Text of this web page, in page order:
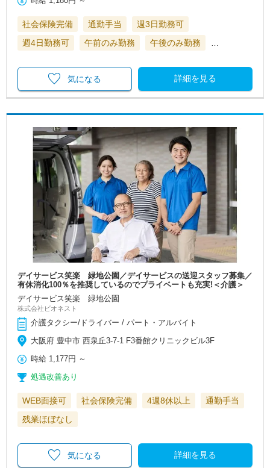
社会保険完備 通勤手当
週3日勤務可
週4日勤務可
午前のみ勤務 午後のみ勤務
詳細を見る
気になる
デイサービス笑楽 緑地公園／デイサービスの送迎スタッフ募集／
有休消化100％を推奨しているのでプライベートも充実!＜介護＞
デイサービス笑楽 緑地公園
株式会社ビオネスト
介護タクシー/ドライバー / パート・アルバイト
大阪府 豊中市 西泉丘3-7-1 F3番館クリニックビル3F
時給 1,177円 ～
処遇改善あり
WEB面接可 社会保険完備 4週8休以上
通勤手当
残業ほぼなし
詳細を見る
気になる